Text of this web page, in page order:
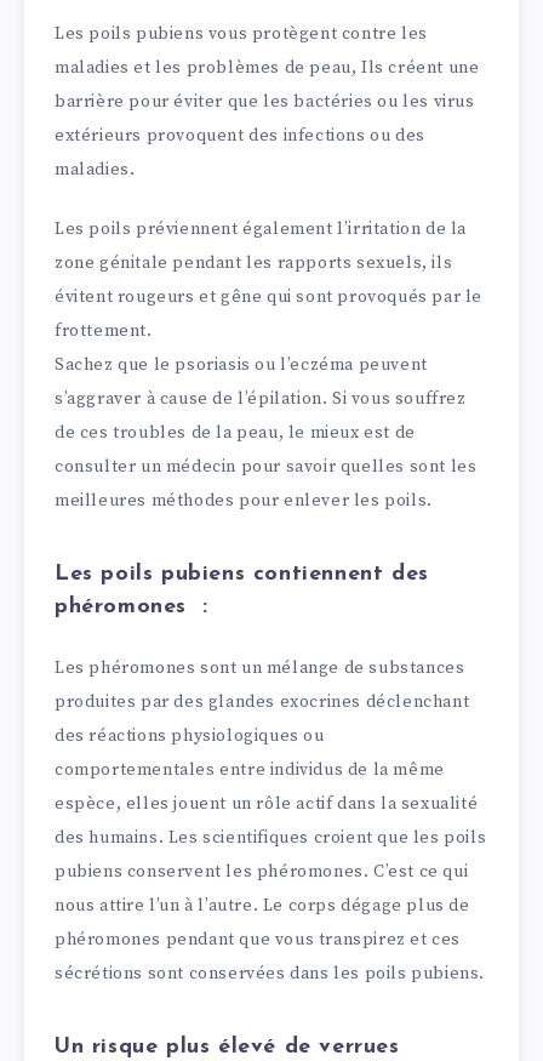
Les poils pubiens vous protègent contre les
maladies et les problèmes de peau, Ils créent une
barrière pour éviter que les bactéries ou les virus
extérieurs provoquent des infections ou des
maladies.
Les poils préviennent également l’irritation de la
zone génitale pendant les rapports sexuels, ils
évitent rougeurs et gêne qui sont provoqués par le
frottement.
Sachez que le psoriasis ou l’eczéma peuvent
s’aggraver à cause de l’épilation. Si vous souffrez
de ces troubles de la peau, le mieux est de
consulter un médecin pour savoir quelles sont les
meilleures méthodes pour enlever les poils.
Les poils pubiens contiennent des
phéromones :
Les phéromones sont un mélange de substances
produites par des glandes exocrines déclenchant
des réactions physiologiques ou
comportementales entre individus de la même
espèce, elles jouent un rôle actif dans la sexualité
des humains. Les scientifiques croient que les poils
pubiens conservent les phéromones. C’est ce qui
nous attire l’un à l’autre. Le corps dégage plus de
phéromones pendant que vous transpirez et ces
sécrétions sont conservées dans les poils pubiens.
Un risque plus élevé de verrues